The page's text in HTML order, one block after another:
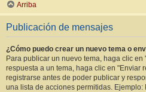
Arriba
Publicación de mensajes
¿Cómo puedo crear un nuevo tema o
Para publicar un nuevo tema, haga clic
respuesta a un tema, haga clic en "Enviar
registrarse antes de poder publicar y
una lista de acciones permitidas.